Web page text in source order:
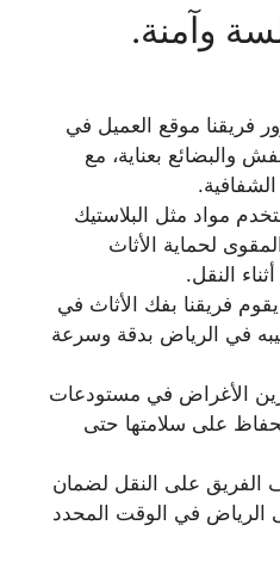
وآمنة.
فريقنا موقع العميل في
والبضائع بعناية، مع
مواد مثل البلاستيك
لحماية الأثاث
النقل.
يقوم فريقنا بفك الأثاث في
في الرياض بدقة وسرعة
الأغراض في مستودعات
على سلامتها حتى
الفريق على النقل لضمان
الرياض في الوقت المحدد